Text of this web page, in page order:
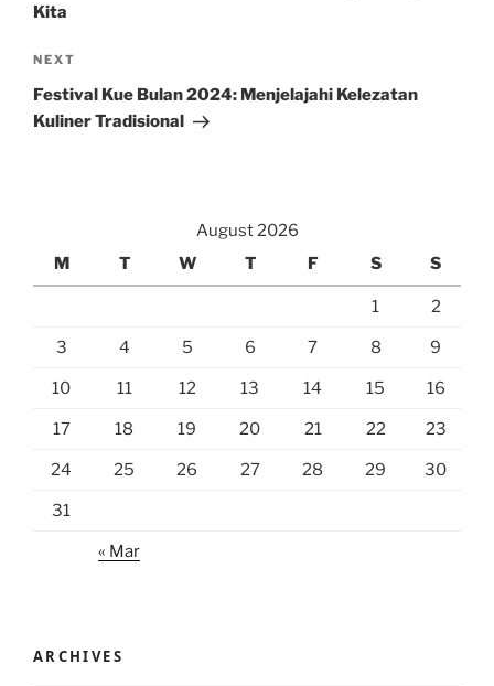
Kita
Next
Post
NEXT
Festival Kue Bulan 2024: Menjelajahi Kelezatan
Kuliner Tradisional
August 2026
M
T W T F S S
1 2
3 4 5 6 7 8 9
10 11 12 13 14 15 16
17 18 19 20 21 22 23
24 25 26 27 28 29 30
31
« Mar
ARCHIVES